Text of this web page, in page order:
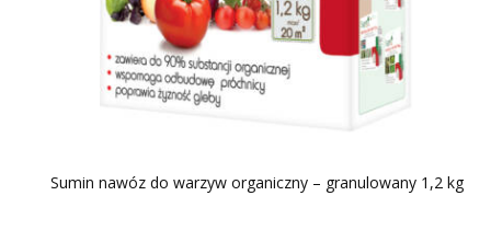
Sumin nawóz do warzyw organiczny – granulowany 1,2 kg